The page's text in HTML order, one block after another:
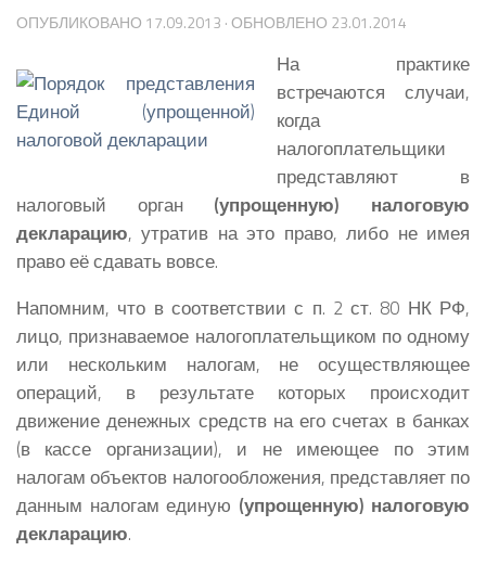
ОПУБЛИКОВАНО 17.09.2013 · ОБНОВЛЕНО 23.01.2014
На практике
встречаются случаи,
когда
налогоплательщики
представляют в
налоговый орган (упрощенную) налоговую
декларацию, утратив на это право, либо не имея
право её сдавать вовсе.
Напомним, что в соответствии с п. 2 ст. 80 НК РФ,
лицо, признаваемое налогоплательщиком по одному
или нескольким налогам, не осуществляющее
операций, в результате которых происходит
движение денежных средств на его счетах в банках
(в кассе организации), и не имеющее по этим
налогам объектов налогообложения, представляет по
данным налогам единую (упрощенную) налоговую
декларацию.